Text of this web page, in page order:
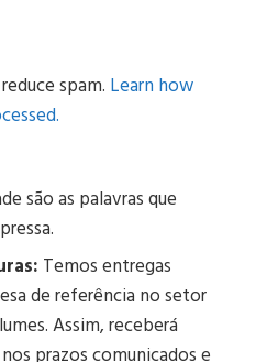
spam. Learn how
são as palavras que
Temos entregas
de referência no setor
Assim, receberá